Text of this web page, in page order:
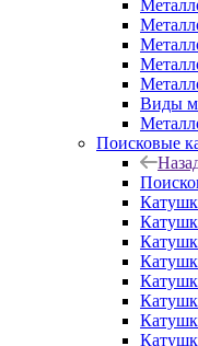
Виды
Поисковые